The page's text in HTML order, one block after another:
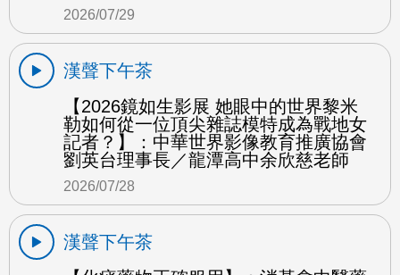
2026/07/29
漢聲下午茶
【2026鏡如生影展 她眼中的世界黎米
勒如何從一位頂尖雜誌模特成為戰地女
記者？】：中華世界影像教育推廣協會
劉英台理事長／龍潭高中余欣慈老師
2026/07/28
漢聲下午茶